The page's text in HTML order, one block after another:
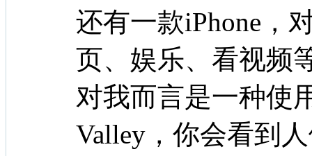
还有一款iPhone，
页、娱乐、看视频
对我而言是一种使
Valley，你会看到